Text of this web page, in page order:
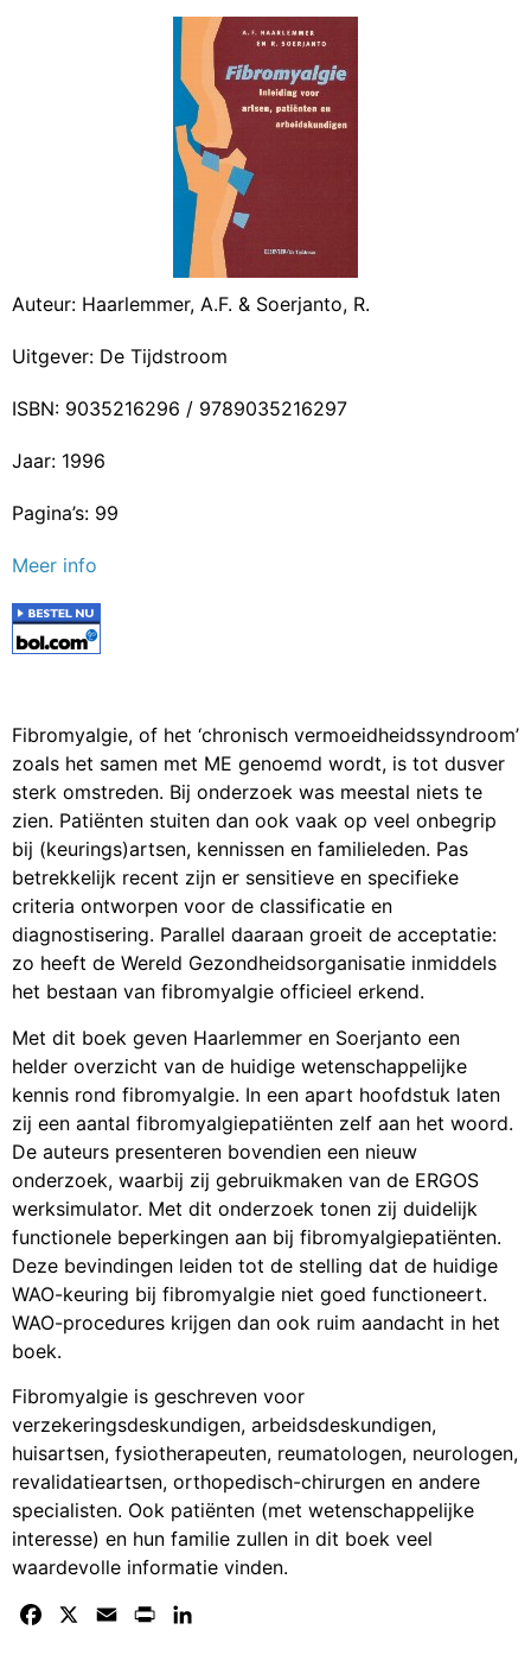
Auteur: Haarlemmer, A.F. & Soerjanto, R.
Uitgever: De Tijdstroom
ISBN: 9035216296 / 9789035216297
Jaar: 1996
Pagina’s: 99
Meer info
Fibromyalgie, of het ‘chronisch vermoeidheidssyndroom’
zoals het samen met ME genoemd wordt, is tot dusver
sterk omstreden. Bij onderzoek was meestal niets te
zien. Patiënten stuiten dan ook vaak op veel onbegrip
bij (keurings)artsen, kennissen en familieleden. Pas
betrekkelijk recent zijn er sensitieve en specifieke
criteria ontworpen voor de classificatie en
diagnostisering. Parallel daaraan groeit de acceptatie:
zo heeft de Wereld Gezondheidsorganisatie inmiddels
het bestaan van fibromyalgie officieel erkend.
Met dit boek geven Haarlemmer en Soerjanto een
helder overzicht van de huidige wetenschappelijke
kennis rond fibromyalgie. In een apart hoofdstuk laten
zij een aantal fibromyalgiepatiënten zelf aan het woord.
De auteurs presenteren bovendien een nieuw
onderzoek, waarbij zij gebruikmaken van de ERGOS
werksimulator. Met dit onderzoek tonen zij duidelijk
functionele beperkingen aan bij fibromyalgiepatiënten.
Deze bevindingen leiden tot de stelling dat de huidige
WAO-keuring bij fibromyalgie niet goed functioneert.
WAO-procedures krijgen dan ook ruim aandacht in het
boek.
Fibromyalgie is geschreven voor
verzekeringsdeskundigen, arbeidsdeskundigen,
huisartsen, fysiotherapeuten, reumatologen, neurologen,
revalidatieartsen, orthopedisch-chirurgen en andere
specialisten. Ook patiënten (met wetenschappelijke
interesse) en hun familie zullen in dit boek veel
waardevolle informatie vinden.
Facebook Email Print